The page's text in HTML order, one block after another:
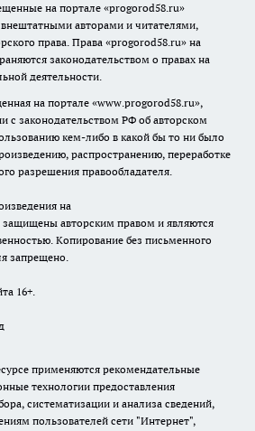
на портале «progorod58.ru»
авторами и читателями,
права. Права «progorod58.ru» на
законодательством о правах на
деятельности.
на портале «www.progorod58.ru»,
с законодательством РФ об авторском
кем-либо в какой бы то ни было
распространению, переработке
разрешения правообладателя.
на
защищены авторским правом и являются
Копирование без письменного
запрещено.
16+.
применяются рекомендательные
технологии предоставления
систематизации и анализа сведений,
пользователей сети "Интернет",